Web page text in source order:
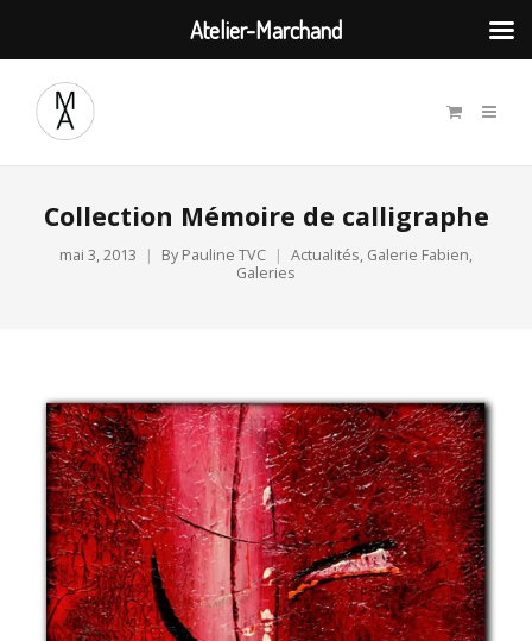
Collection Mémoire de calligraphe
mai 3, 2013 By Pauline TVC Actualités, Galerie Fabien,
Galeries
Atelier-Marchand